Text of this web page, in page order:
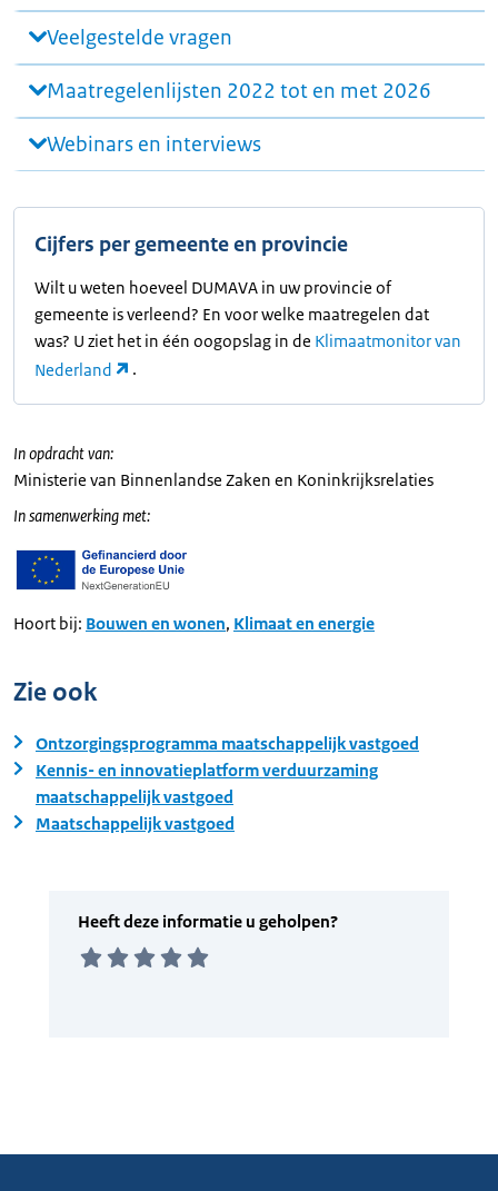
Veelgestelde vragen
Maatregelenlijsten 2022 tot en met 2026
Webinars en interviews
Cijfers per gemeente en provincie
Wilt u weten hoeveel DUMAVA in uw provincie of
gemeente is verleend? En voor welke maatregelen dat
was? U ziet het in één oogopslag in de Klimaatmonitor van
Nederland
.
In opdracht van:
Ministerie van Binnenlandse Zaken en Koninkrijksrelaties
In samenwerking met:
Hoort bij: Bouwen en wonen, Klimaat en energie
Zie ook
Ontzorgingsprogramma maatschappelijk vastgoed
Kennis- en innovatieplatform verduurzaming
maatschappelijk vastgoed
Maatschappelijk vastgoed